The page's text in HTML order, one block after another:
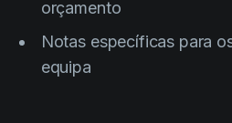
Distribution
Education
Events
Guias
Vídeos
Casos de Uso
orçamento
Notas específicas para
equipa